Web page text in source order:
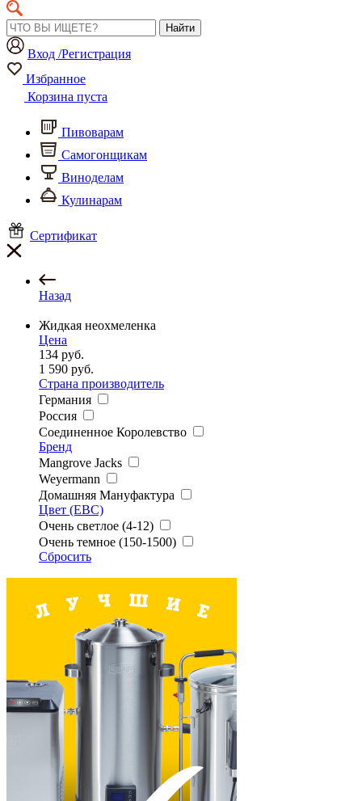
Найти
Вход /Регистрация
Избранное
Корзина пуста
Пивоварам
Самогонщикам
Виноделам
Кулинарам
Сертификат
Назад
Жидкая неохмеленка
Цена
134 руб.
1 590 руб.
Страна производитель
Германия
Россия
Соединенное Королевство
Бренд
Mangrove Jacks
Weyermann
Домашняя Мануфактура
Цвет (EBC)
Очень светлое (4-12)
Очень темное (150-1500)
Сбросить